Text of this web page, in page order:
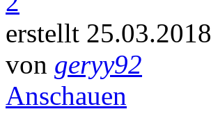
erstellt 25.03.2018
von geryy92
Anschauen